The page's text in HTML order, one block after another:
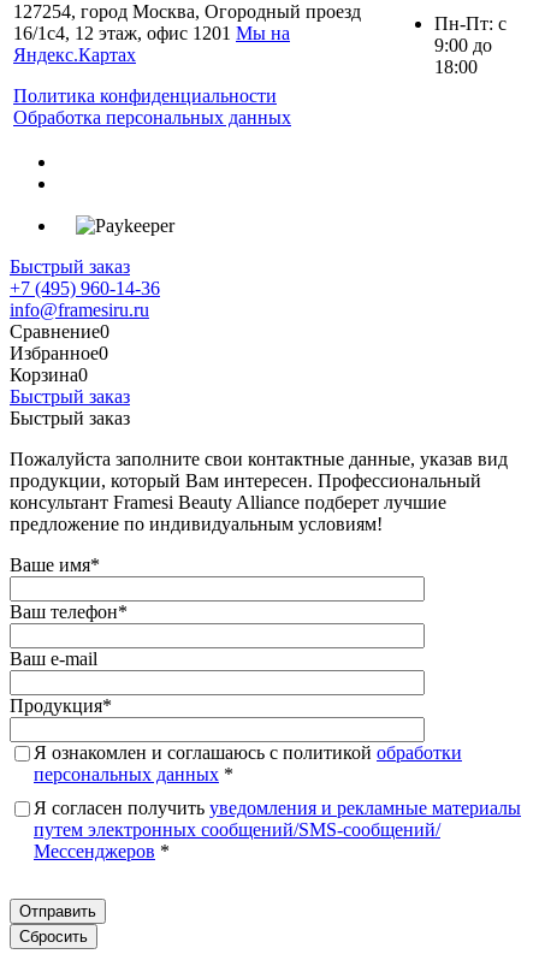
127254, город Москва, Огородный проезд
16/1с4, 12 этаж, офис 1201 Мы на
Яндекс.Картах
Политика конфиденциальности
Обработка персональных данных
Пн-Пт: с
9:00 до
18:00
Быстрый заказ
+7 (495) 960-14-36
info@framesiru.ru
Сравнение0
Избранное0
Корзина0
Быстрый заказ
Быстрый заказ
Пожалуйста заполните свои контактные данные, указав вид
продукции, который Вам интересен. Профессиональный
консультант Framesi Beauty Alliance подберет лучшие
предложение по индивидуальным условиям!
Ваше имя*
Ваш телефон*
Ваш e-mail
Продукция*
Я ознакомлен и соглашаюсь с политикой обработки
персональных данных *
Я согласен получить уведомления и рекламные материалы
путем электронных сообщений/SMS-сообщений/
Мессенджеров *